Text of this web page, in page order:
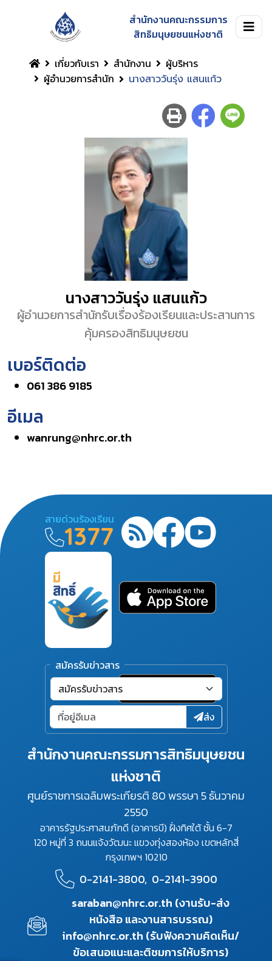
สำนักงานคณะกรรมการ
สิทธิมนุษยชนแห่งชาติ
เกี่ยวกับเรา
สำนักงาน
ผู้บริหาร
ผู้อำนวยการสำนัก
นางสาววันรุ่ง แสนแก้ว
นางสาววันรุ่ง แสนแก้ว
ผู้อำนวยการสำนักรับเรื่องร้องเรียนและประสานการ
คุ้มครองสิทธิมนุษยชน
เบอร์ติดต่อ
061 386 9185
อีเมล
wanrung@nhrc.or.th
สำนักงานคณะกรรมการสิทธิมนุษยชน
แห่งชาติ
ศูนย์ราชการเฉลิมพระเกียรติ 80 พรรษา 5 ธันวาคม
2550
อาคารรัฐประศาสนภักดี (อาคารบี) ฝั่งทิศใต้ ชั้น 6-7
120 หมู่ที่ 3 ถนนแจ้งวัฒนะ แขวงทุ่งสองห้อง เขตหลักสี่
กรุงเทพฯ 10210
0-2141-3800, 0-2141-3900
saraban@nhrc.or.th (งานรับ-ส่ง
หนังสือ และงานสารบรรณ)
info@nhrc.or.th (รับฟังความคิดเห็น/
ข้อเสนอแนะและติชมการให้บริการ)
สายด่วนร้องเรียน
1377
สมัครรับข่าวสาร
ส่ง